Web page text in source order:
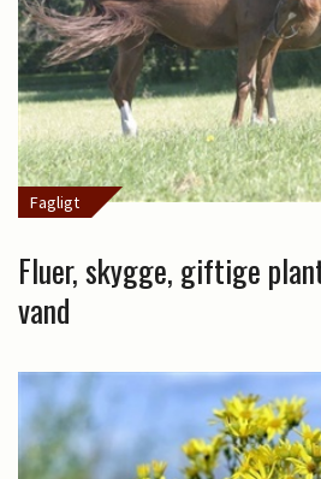
Fagligt
Fluer, skygge, giftige
vand